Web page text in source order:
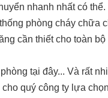
nhanh nhất có thể.
phòng cháy chữa
cần thiết cho toàn bộ
tại đây... Và rất
quý công ty lựa